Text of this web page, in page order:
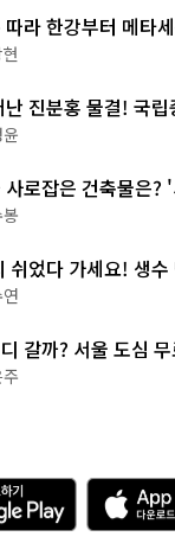
따라 한강부터 메타
코스
진분홍 물결! 국
사로잡은 건축물은?
쉬었다 가세요! 생
지
갈까? 서울 도심